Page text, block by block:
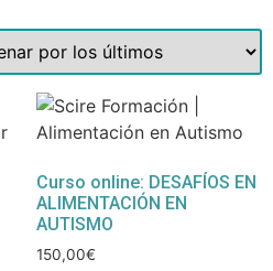
Curso online: DESAFÍOS EN
ALIMENTACIÓN EN
AUTISMO
150,00€